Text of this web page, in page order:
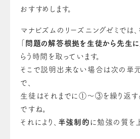
おすすめします。
マナビズムのリーズニングゼミでは、
問題の解答根拠を生徒から先生に
らう時間を取っています。
そこで説明出来ない場合は次の単
で、
生徒はそれまでに①～③を繰り返す
ですね。
それにより、 半強制的 に勉強の質を